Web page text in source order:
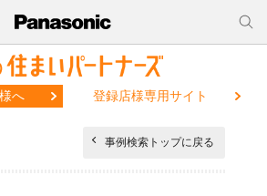
へ 登録店様専用サイト
事例検索トップに戻る